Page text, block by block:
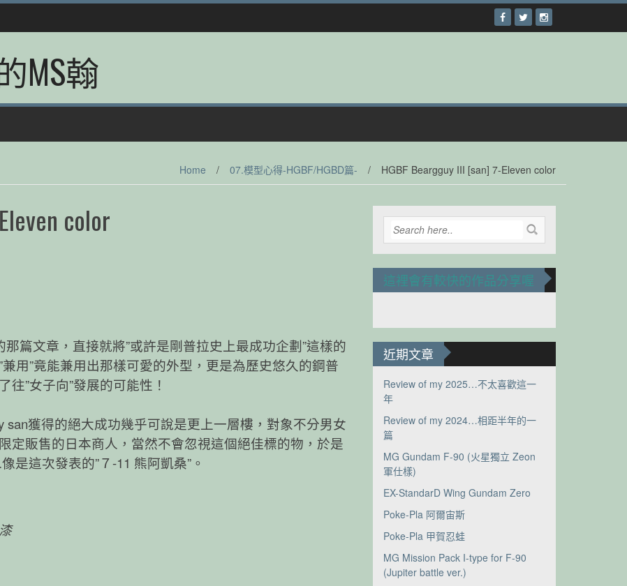
MS翰
Home / 07.模型心得-HGBF/HGBD篇- / HGBF Beargguy III [san] 7-Eleven color
color
篇文章，直接就將”或許是剛普拉史上最成功企劃”這樣的
用”竟能兼用出那樣可愛的外型，更是為歷史悠久的鋼普
”女子向”發展的可能性！
獲得的絕大成功幾乎可說是更上一層樓，對象不分男女
定販售的日本商人，當然不會忽視這個絕佳標的物，於是
這次發表的”７-11 熊阿凱桑”。
這裡會有較快的作品分享喔
近期文章
Review of my 2025…不太喜歡這一
年
Review of my 2024…相距半年的一
篇
MG Gundam F-90 (火星獨立 Zeon
軍仕樣)
EX-StandarD Wing Gundam Zero
Poke-Pla 阿爾宙斯
Poke-Pla 甲賀忍蛙
MG Mission Pack I-type for F-90
(Jupiter battle ver.)